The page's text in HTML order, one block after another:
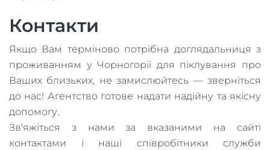
Контакти
Якщо Вам терміново потрібна доглядальниця з
проживанням у Чорногорії для піклування про
Ваших близьких, не замислюйтесь — зверніться
до нас! Агентство готове надати надійну та якісну
допомогу.
Зв'яжіться з нами за вказаними на сайті
контактами і наші співробітники служби